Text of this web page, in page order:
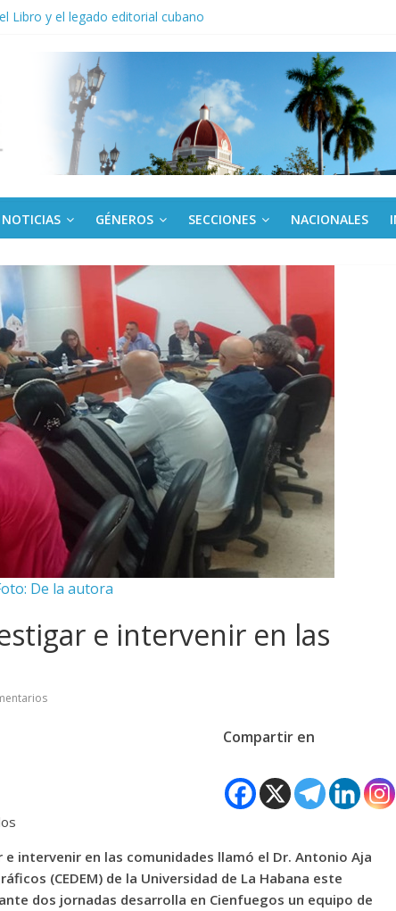
Empresa Eléctrica de La Habana y otras instalaciones
cubanos en certamen de ballet en Sudáfrica
ICAIC, para los niños trabajamos
de una “crisis migratoria”
NOTICIAS GÉNEROS SECCIONES NACIONALES
De la autora
e intervenir en las
Compartir en
intervenir en las comunidades llamó el Dr. Antonio Aja
(CEDEM) de la Universidad de La Habana este
dos jornadas desarrolla en Cienfuegos un equipo de